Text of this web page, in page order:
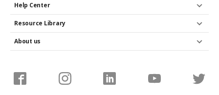
Help Center
Resource Library
About us